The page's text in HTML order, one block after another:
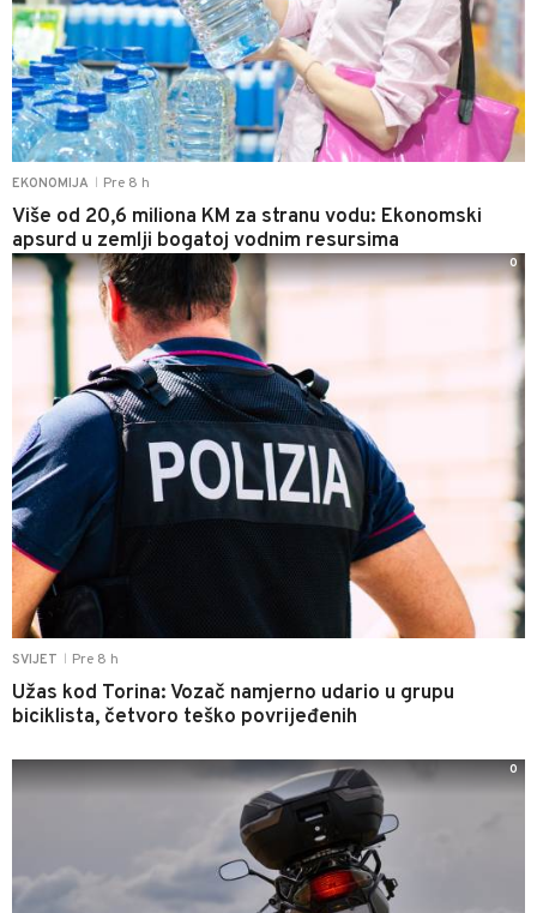
EKONOMIJA Pre 8 h
Više od 20,6 miliona KM za stranu vodu: Ekonomski
apsurd u zemlji bogatoj vodnim resursima
SVIJET Pre 8 h
Užas kod Torina: Vozač namjerno udario u grupu
biciklista, četvoro teško povrijeđenih
0
0